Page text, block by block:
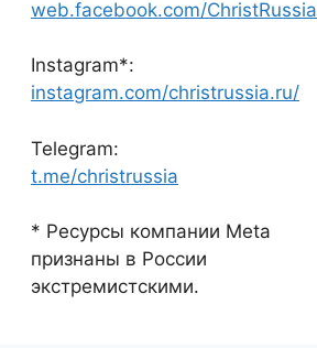
web.facebook.com/ChristRussia
Instagram*:
instagram.com/christrussia.ru/
Telegram:
t.me/christrussia
* Ресурсы компании Meta
признаны в России
экстремистскими.